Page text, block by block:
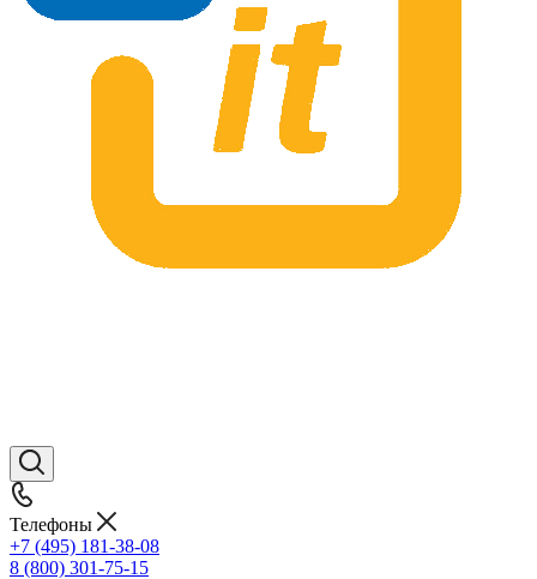
Телефоны
+7 (495) 181-38-08
8 (800) 301-75-15